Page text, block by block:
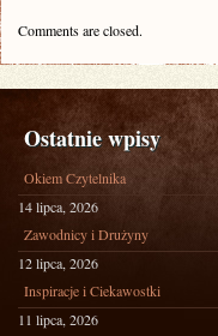
Comments are closed.
Ostatnie wpisy
Okiem Czytelnika
14 lipca, 2026
Zawodnicy i Drużyny
12 lipca, 2026
Inspiracje i Ciekawostki
11 lipca, 2026